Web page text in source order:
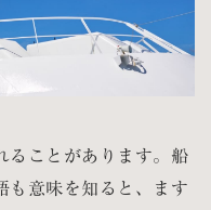
ることがあります。船
も意味を知ると、ます